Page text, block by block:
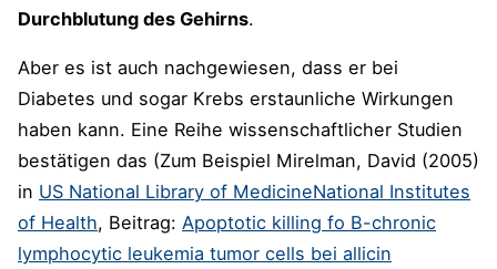
Durchblutung des Gehirns.
Aber es ist auch nachgewiesen, dass er bei
Diabetes und sogar Krebs erstaunliche Wirkungen
haben kann. Eine Reihe wissenschaftlicher Studien
bestätigen das (Zum Beispiel Mirelman, David (2005)
in US National Library of MedicineNational Institutes
of Health, Beitrag: Apoptotic killing fo B-chronic
lymphocytic leukemia tumor cells bei allicin